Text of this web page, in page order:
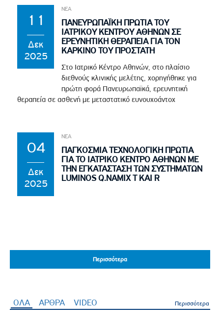
Περισσότερα
Περισσότερα
11
Δεκ
2025
ΝΕΑ
ΠΑΝΕΥΡΩΠΑΪΚΉ ΠΡΩΤΙΆ ΤΟΥ
ΙΑΤΡΙΚΟΎ ΚΈΝΤΡΟΥ ΑΘΗΝΏΝ ΣΕ
ΕΡΕΥΝΗΤΙΚΉ ΘΕΡΑΠΕΊΑ ΓΙΑ ΤΟΝ
ΚΑΡΚΊΝΟ ΤΟΥ ΠΡΟΣΤΆΤΗ
Στο Ιατρικό Κέντρο Αθηνών, στο πλαίσιο
διεθνούς κλινικής μελέτης, χορηγήθηκε για
πρώτη φορά Πανευρωπαϊκά, ερευνητική
θεραπεία σε ασθενή με μεταστατικό ευνουχοάντοχ
04
Δεκ
2025
ΝΕΑ
ΠΑΓΚΌΣΜΙΑ ΤΕΧΝΟΛΟΓΙΚΉ ΠΡΩΤΙΆ
ΓΙΑ ΤΟ ΙΑΤΡΙΚΌ ΚΈΝΤΡΟ ΑΘΗΝΏΝ ΜΕ
ΤΗΝ ΕΓΚΑΤΆΣΤΑΣΗ ΤΩΝ ΣΥΣΤΗΜΆΤΩΝ
LUMINOS Q.NAMIX T ΚΑΙ R
ΟΛΑ (ενεργή καρτέλα)
ΑΡΘΡΑ VIDEO Περισσότερα